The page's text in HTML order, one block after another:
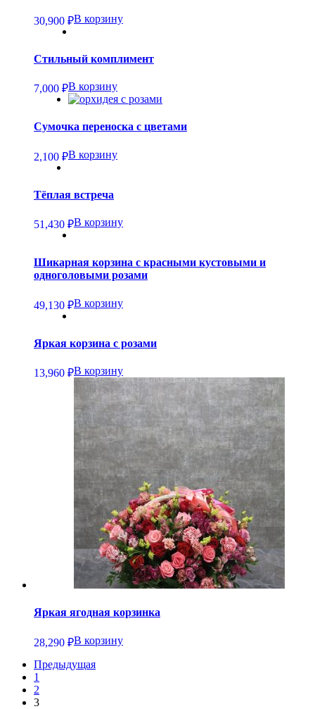
30,900 ₽В корзину
Стильный комплимент
7,000 ₽В корзину
Сумочка переноска с цветами
2,100 ₽В корзину
Тёплая встреча
51,430 ₽В корзину
Шикарная корзина с красными кустовыми и
одноголовыми розами
49,130 ₽В корзину
Яркая корзина с розами
13,960 ₽В корзину
Яркая ягодная корзинка
28,290 ₽В корзину
Предыдущая
1
2
3